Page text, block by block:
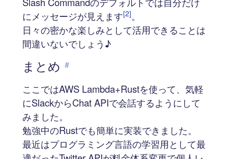
にメッセージが見えます[2]。
日々の密かな楽しみとして活用できることは
間違いないでしょう♪
まとめ #
ここではAWS Lambda+Rustを使って、気軽
にSlackからChat APIで会話するようにして
みました。
勉強中のRustでも簡単に実装できました。
最近はプログラミング言語の学習用として最